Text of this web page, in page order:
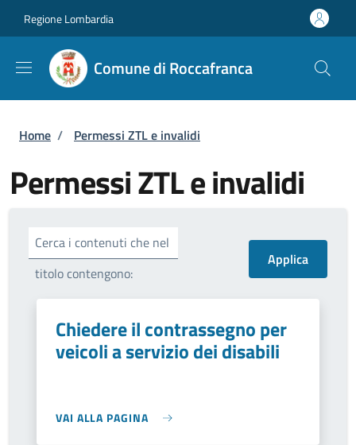
Regione Lombardia
Comune di Roccafranca
Briciole di pane
Home / Permessi ZTL e invalidi
Permessi ZTL e invalidi
Cerca i contenuti che nel
titolo contengono:
Chiedere il contrassegno per
veicoli a servizio dei disabili
VAI ALLA PAGINA